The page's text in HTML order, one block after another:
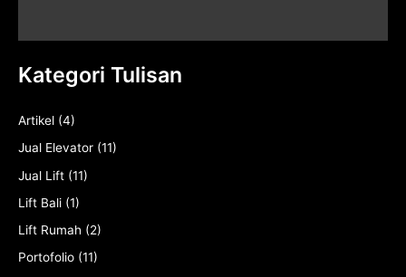
Kategori Tulisan
Artikel (4)
Jual Elevator (11)
Jual Lift (11)
Lift Bali (1)
Lift Rumah (2)
Portofolio (11)